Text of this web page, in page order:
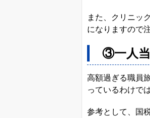
また、クリニッ
になりますので
③一人
高額過ぎる職員
っているわけで
参考として、国